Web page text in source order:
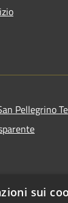
Pellegrino
sui